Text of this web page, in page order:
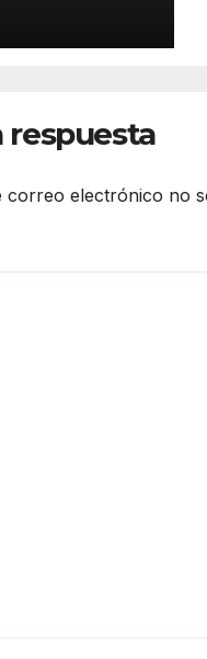
Y LA
respuesta
correo electrónico no